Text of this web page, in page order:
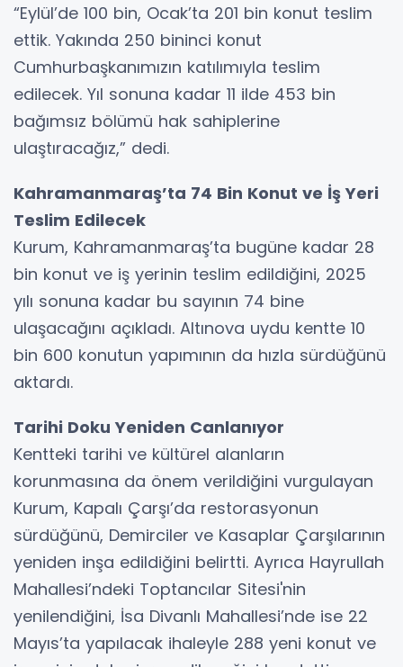
“Eylül’de 100 bin, Ocak’ta 201 bin konut teslim
ettik. Yakında 250 bininci konut
Cumhurbaşkanımızın katılımıyla teslim
edilecek. Yıl sonuna kadar 11 ilde 453 bin
bağımsız bölümü hak sahiplerine
ulaştıracağız,” dedi.
Kahramanmaraş’ta 74 Bin Konut ve İş Yeri
Teslim Edilecek
Kurum, Kahramanmaraş’ta bugüne kadar 28
bin konut ve iş yerinin teslim edildiğini, 2025
yılı sonuna kadar bu sayının 74 bine
ulaşacağını açıkladı. Altınova uydu kentte 10
bin 600 konutun yapımının da hızla sürdüğünü
aktardı.
Tarihi Doku Yeniden Canlanıyor
Kentteki tarihi ve kültürel alanların
korunmasına da önem verildiğini vurgulayan
Kurum, Kapalı Çarşı’da restorasyonun
sürdüğünü, Demirciler ve Kasaplar Çarşılarının
yeniden inşa edildiğini belirtti. Ayrıca Hayrullah
Mahallesi’ndeki Toptancılar Sitesi'nin
yenilendiğini, İsa Divanlı Mahallesi’nde ise 22
Mayıs’ta yapılacak ihaleyle 288 yeni konut ve